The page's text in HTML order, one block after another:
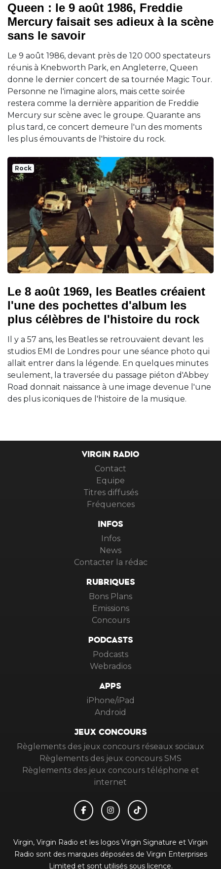
Queen : le 9 août 1986, Freddie
Mercury faisait ses adieux à la scène
sans le savoir
Le 9 août 1986, devant près de 120 000 spectateurs
réunis à Knebworth Park, en Angleterre, Queen
donne le dernier concert de sa tournée Magic Tour.
Personne ne l'imagine alors, mais cette soirée
restera comme la dernière apparition de Freddie
Mercury sur scène avec le groupe. Quarante ans
plus tard, ce concert demeure l'un des moments
les plus émouvants de l'histoire du rock.
Rock
Le 8 août 1969, les Beatles créaient
l'une des pochettes d'album les
plus célèbres de l'histoire du rock
Il y a 57 ans, les Beatles se retrouvaient devant les
studios EMI de Londres pour une séance photo qui
allait entrer dans la légende. En quelques minutes
seulement, la traversée du passage piéton d'Abbey
Road donnait naissance à une image devenue l'une
des plus iconiques de l'histoire de la musique.
VIRGIN RADIO
Contact
Equipe
Titres diffusés
Fréquences
INFOS
Infos
News
Contacter la rédac
RUBRIQUES
Bons Plans
Emissions
Concours
PODCASTS
Podcasts
Webradios
APPS
iPhone/iPad
Android
JEUX CONCOURS
Règlements des jeux concours réseaux sociaux
Règlements des jeux concours SMS
Règlements des jeux concours téléphone et
internet
Virgin, Virgin Radio et les logos Virgin Signature et Virgin
Radio sont des marques déposées de Virgin Enterprises
Limited et sont utilisés sous licence.